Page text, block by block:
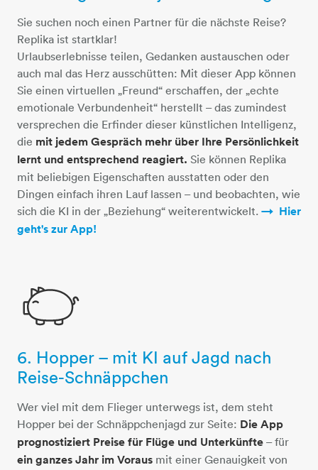
Sie suchen noch einen Partner für die nächste Reise?
Replika ist startklar!
Urlaubserlebnisse teilen, Gedanken austauschen oder
auch mal das Herz ausschütten: Mit dieser App können
Sie einen virtuellen „Freund“ erschaffen, der „echte
emotionale Verbundenheit“ herstellt – das zumindest
versprechen die Erfinder dieser künstlichen Intelligenz,
die mit jedem Gespräch mehr über Ihre Persönlichkeit
lernt und entsprechend reagiert. Sie können Replika
mit beliebigen Eigenschaften ausstatten oder den
Dingen einfach ihren Lauf lassen – und beobachten, wie
sich die KI in der „Beziehung“ weiterentwickelt.
Hier
geht's zur App!​​​​​​​​​​​​​​​​​​​​​​​​​​​​
sparschwein
6. Hopper – mit KI auf Jagd nach
Reise-Schnäppchen
Wer viel mit dem Flieger unterwegs ist, dem steht
Hopper bei der Schnäppchenjagd zur Seite: Die App
prognostiziert Preise für Flüge und Unterkünfte – für
ein ganzes Jahr im Voraus mit einer Genauigkeit von